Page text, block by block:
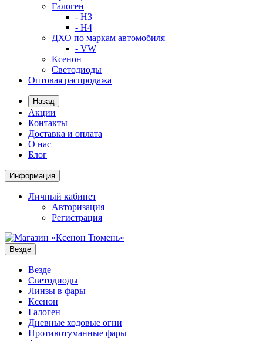
Галоген
- H3
- H4
ДХО по маркам автомобиля
- VW
Ксенон
Светодиоды
Оптовая распродажа
Назад
Акции
Контакты
Доставка и оплата
О нас
Блог
Информация
Личный кабинет
Авторизация
Регистрация
Везде
Везде
Светодиоды
Линзы в фары
Ксенон
Галоген
Дневные ходовые огни
Противотуманные фары